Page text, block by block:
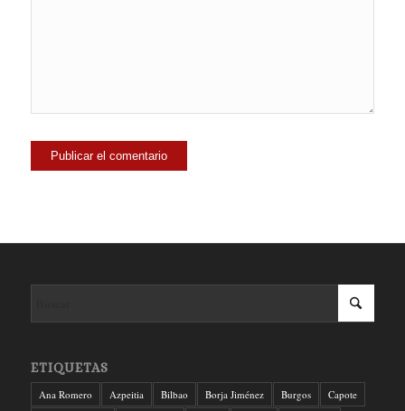
ETIQUETAS
Ana Romero Azpeitia Bilbao Borja Jiménez Burgos
Capote